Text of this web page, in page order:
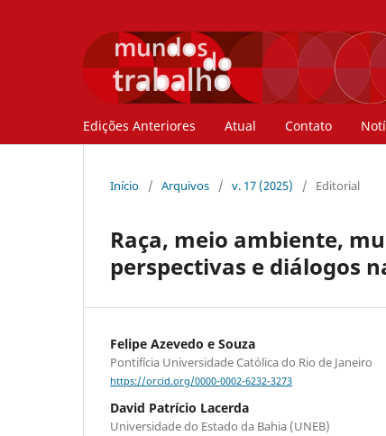
Edições Anteriores Atual Contato
Início / Arquivos / v. 17 (2025) / Editorial
Raça, meio ambiente,
perspectivas e diálogos
Felipe Azevedo e Souza
Pontifícia Universidade Católica do Rio de Janeiro
https://orcid.org/0000-0002-6232-3273
David Patrício Lacerda
Universidade do Estado da Bahia (UNEB)